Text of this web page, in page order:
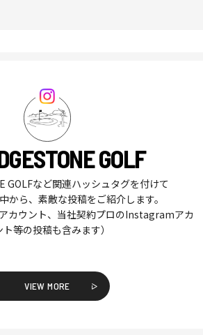
GOLF
GOLFなど関連ハッシュタグを付けて
から、素敵な投稿をご紹介します。
カウント、当社契約プロのInstagramアカ
ト等の投稿も含みます）
VIEW MORE